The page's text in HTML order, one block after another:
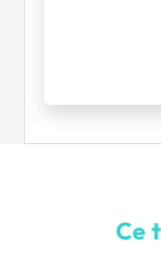
Ce